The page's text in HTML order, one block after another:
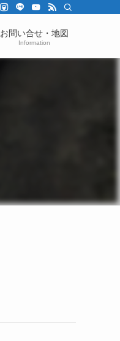
お問い合せ・地図
Information